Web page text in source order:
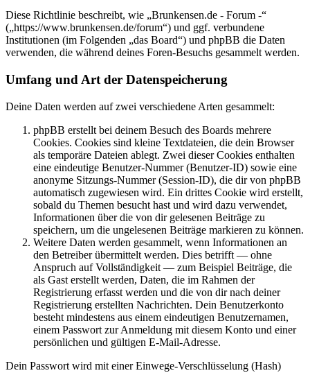
Diese Richtlinie beschreibt, wie „Brunkensen.de - Forum -“
(„https://www.brunkensen.de/forum“) und ggf. verbundene
Institutionen (im Folgenden „das Board“) und phpBB die Daten
verwenden, die während deines Foren-Besuchs gesammelt werden.
Umfang und Art der Datenspeicherung
Deine Daten werden auf zwei verschiedene Arten gesammelt:
phpBB erstellt bei deinem Besuch des Boards mehrere
Cookies. Cookies sind kleine Textdateien, die dein Browser
als temporäre Dateien ablegt. Zwei dieser Cookies enthalten
eine eindeutige Benutzer-Nummer (Benutzer-ID) sowie eine
anonyme Sitzungs-Nummer (Session-ID), die dir von phpBB
automatisch zugewiesen wird. Ein drittes Cookie wird erstellt,
sobald du Themen besucht hast und wird dazu verwendet,
Informationen über die von dir gelesenen Beiträge zu
speichern, um die ungelesenen Beiträge markieren zu können.
Weitere Daten werden gesammelt, wenn Informationen an
den Betreiber übermittelt werden. Dies betrifft — ohne
Anspruch auf Vollständigkeit — zum Beispiel Beiträge, die
als Gast erstellt werden, Daten, die im Rahmen der
Registrierung erfasst werden und die von dir nach deiner
Registrierung erstellten Nachrichten. Dein Benutzerkonto
besteht mindestens aus einem eindeutigen Benutzernamen,
einem Passwort zur Anmeldung mit diesem Konto und einer
persönlichen und gültigen E-Mail-Adresse.
Dein Passwort wird mit einer Einwege-Verschlüsselung (Hash)